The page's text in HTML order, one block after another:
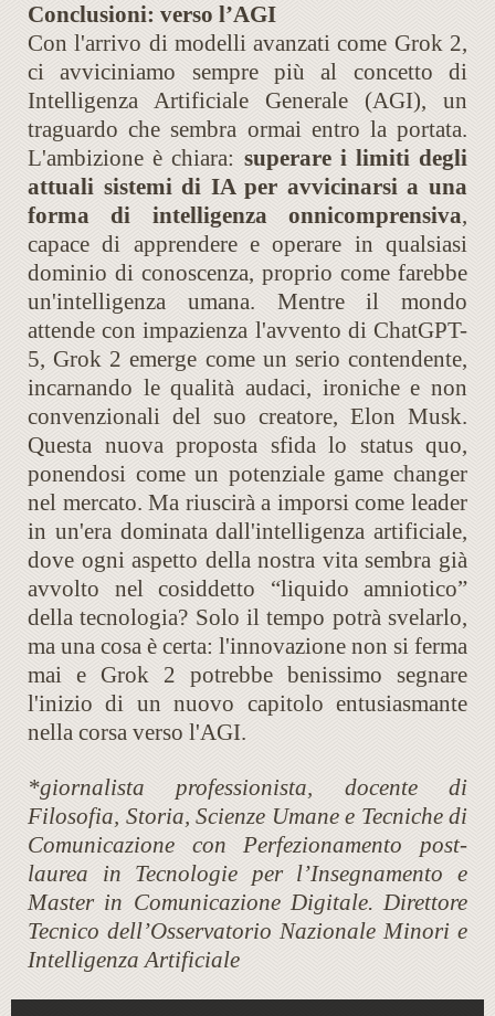
Conclusioni: verso l’AGI
Con l'arrivo di modelli avanzati come Grok 2,
ci avviciniamo sempre più al concetto di
Intelligenza Artificiale Generale (AGI), un
traguardo che sembra ormai entro la portata.
L'ambizione è chiara: superare i limiti degli
attuali sistemi di IA per avvicinarsi a una
forma di intelligenza onnicomprensiva,
capace di apprendere e operare in qualsiasi
dominio di conoscenza, proprio come farebbe
un'intelligenza umana. Mentre il mondo
attende con impazienza l'avvento di ChatGPT-
5, Grok 2 emerge come un serio contendente,
incarnando le qualità audaci, ironiche e non
convenzionali del suo creatore, Elon Musk.
Questa nuova proposta sfida lo status quo,
ponendosi come un potenziale game changer
nel mercato. Ma riuscirà a imporsi come leader
in un'era dominata dall'intelligenza artificiale,
dove ogni aspetto della nostra vita sembra già
avvolto nel cosiddetto “liquido amniotico”
della tecnologia? Solo il tempo potrà svelarlo,
ma una cosa è certa: l'innovazione non si ferma
mai e Grok 2 potrebbe benissimo segnare
l'inizio di un nuovo capitolo entusiasmante
nella corsa verso l'AGI.
*giornalista professionista, docente di
Filosofia, Storia, Scienze Umane e Tecniche di
Comunicazione con Perfezionamento post-
laurea in Tecnologie per l’Insegnamento e
Master in Comunicazione Digitale. Direttore
Tecnico dell’Osservatorio Nazionale Minori e
Intelligenza Artificiale